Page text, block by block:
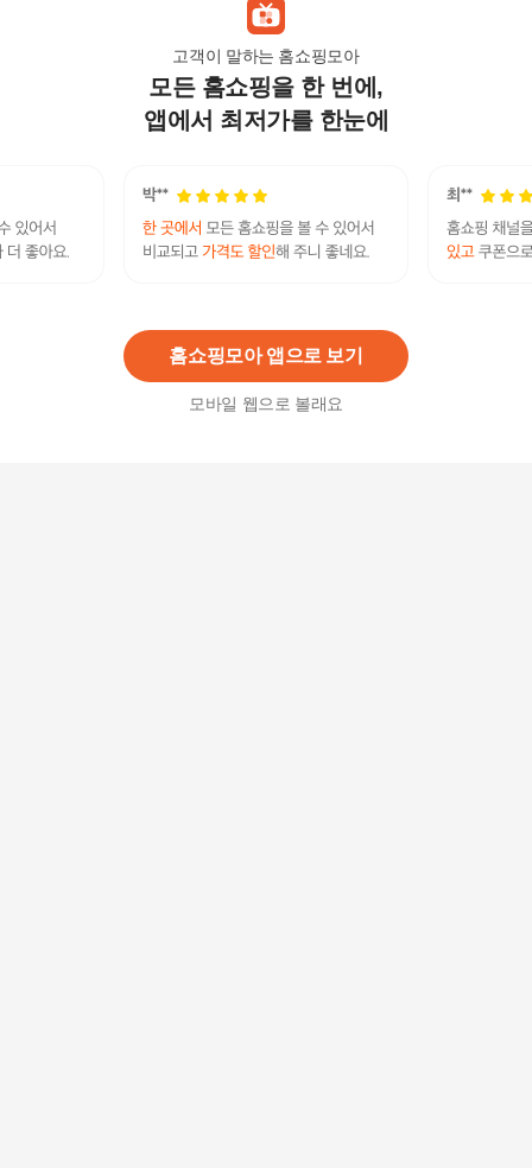
고객이 말하는 홈쇼핑모아
모든 홈쇼핑을 한 번에,
앱에서 최저가를 한눈에
홈쇼핑모아 앱으로 보기
모바일 웹으로 볼래요
BLDC모터 날개없는 무선 탁상용 선풍기 BS008
40,200원
%39,800원
10인치 박스팬 박스형 선풍기 HJ-16